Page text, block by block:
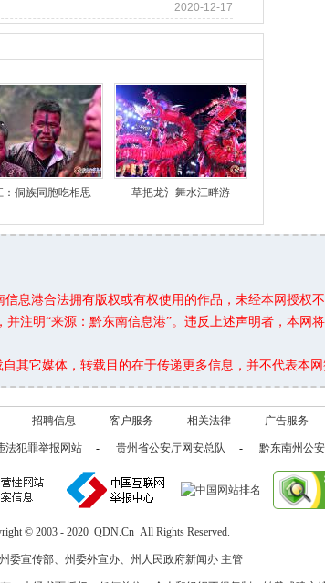
2020-12-17
：侗族同胞吃相思 草把龙氵舞水江畔游
息港合法拥有版权或有权使用的作品，未经本网授权
注明“来源：黔东南信息港”。违反上述声明者，本网将
其它媒体，转载目的在于传递更多信息，并不代表本网
- 招聘信息 - 客户服务 - 相关法律 - 广告服务 -
法犯罪举报网站 - 贵州省公安厅网安总队 - 黔东南州公
© 2003 - 2020 QDN.Cn All Rights Reserved.
委宣传部、州委外宣办、州人民政府新闻办 主管